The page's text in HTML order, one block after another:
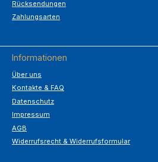
Rücksendungen
Zahlungsarten
Informationen
Über uns
Kontakte & FAQ
Datenschutz
Impressum
AGB
Widerrufsrecht & Widerrufsformular